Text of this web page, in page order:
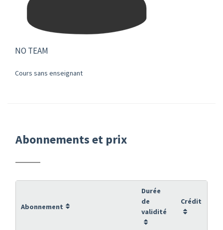
NO TEAM
Cours sans enseignant
Abonnements et prix
Abonnement
Durée
de
validité
Crédit